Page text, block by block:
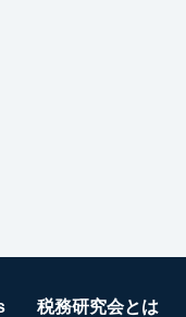
税務研究会とは